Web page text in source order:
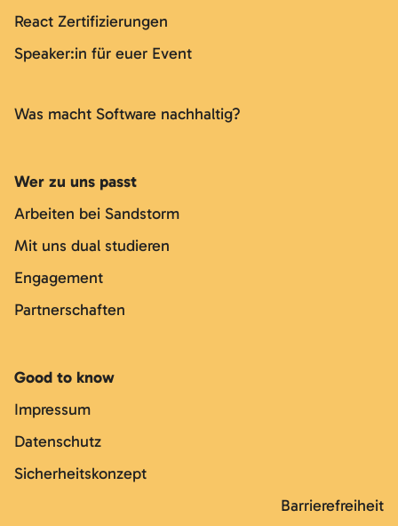
React Zertifizierungen
Speaker:in für euer Event
Was macht Software nachhaltig?
Wer zu uns passt
Arbeiten bei Sandstorm
Mit uns dual studieren
Engagement
Partnerschaften
Good to know
Impressum
Datenschutz
Sicherheitskonzept
Barrierefreiheit